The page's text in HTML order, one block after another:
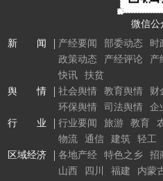
微信公
新 闻
产经要闻 部委动态 时
政策动态
产经评论 产
快讯
扶贫
舆 情
社会舆情 教育舆情 财
环保舆情
司法舆情
企
行 业
行业要闻 旅游 教育
物流
通信 建筑 轻工
区域经济
各地产经 特色之乡 招
山西
四川 福建 内蒙